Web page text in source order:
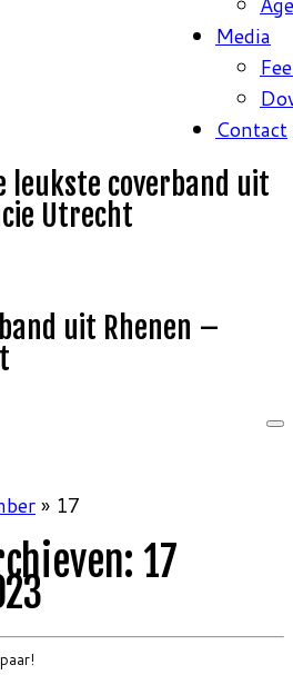
Media
Contact
leukste coverband uit
Utrecht
uit Rhenen –
» 17
17